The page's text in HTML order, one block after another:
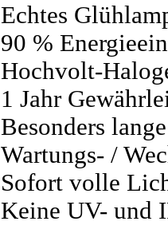
Echtes
90 %
Hochvolt-
1 Jahr
Besonders
Wartungs- /
Sofort volle
Keine UV- und